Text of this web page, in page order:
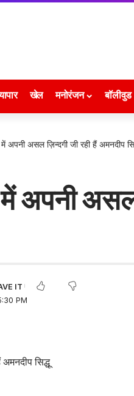
खेल मनोरंजन बॉलीवुड
में अपनी असल ज़िन्दगी जी रही हैं अमनदीप
में अपनी
PM